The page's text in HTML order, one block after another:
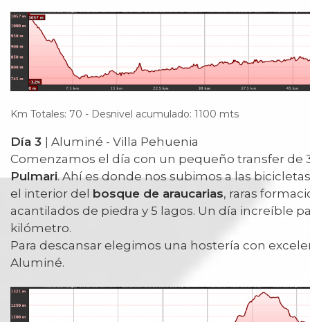
Km Totales: 70 - Desnivel acumulado: 1100 mts
Día 3 | Aluminé - Villa Pehuenia
Comenzamos el día con un pequeño transfer de
Pulmari. Ahí es donde nos subimos a las
el interior del bosque de araucarias, raras
acantilados de piedra y 5 lagos. Un día increíble
kilómetro.
Para descansar elegimos una hostería con
Aluminé.